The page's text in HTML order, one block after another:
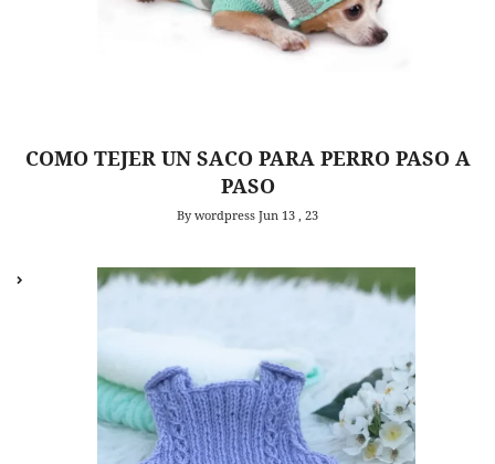
COMO TEJER UN SACO PARA PERRO PASO A
PASO
By wordpress Jun 13 , 23